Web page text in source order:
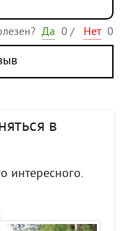
Да 0 / Нет 0
в
интересного.